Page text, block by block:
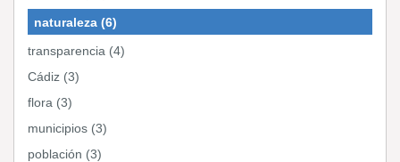
naturaleza (6)
transparencia (4)
Cádiz (3)
flora (3)
municipios (3)
población (3)